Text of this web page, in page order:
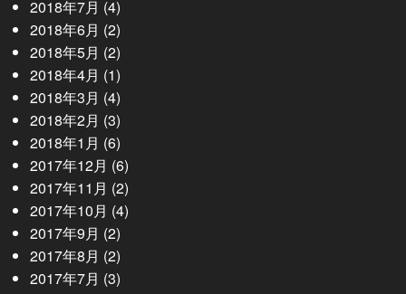
2018年7月 (4)
2018年6月 (2)
2018年5月 (2)
2018年4月 (1)
2018年3月 (4)
2018年2月 (3)
2018年1月 (6)
2017年12月 (6)
2017年11月 (2)
2017年10月 (4)
2017年9月 (2)
2017年8月 (2)
2017年7月 (3)